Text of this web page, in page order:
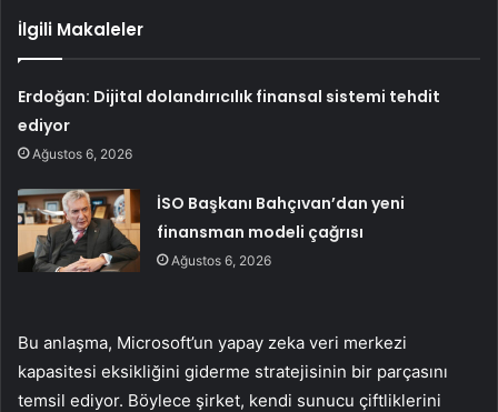
İlgili Makaleler
Erdoğan: Dijital dolandırıcılık finansal sistemi tehdit
ediyor
Ağustos 6, 2026
İSO Başkanı Bahçıvan’dan yeni
finansman modeli çağrısı
Ağustos 6, 2026
Bu anlaşma, Microsoft’un yapay zeka veri merkezi
kapasitesi eksikliğini giderme stratejisinin bir parçasını
temsil ediyor. Böylece şirket, kendi sunucu çiftliklerini